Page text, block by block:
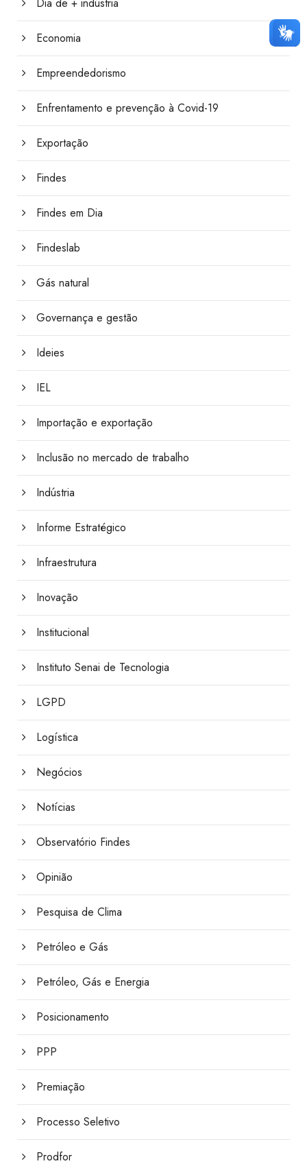
Dia de + indústria
Economia
Empreendedorismo
Enfrentamento e prevenção à Covid-19
Exportação
Findes
Findes em Dia
Findeslab
Gás natural
Governança e gestão
Ideies
IEL
Importação e exportação
Inclusão no mercado de trabalho
Indústria
Informe Estratégico
Infraestrutura
Inovação
Institucional
Instituto Senai de Tecnologia
LGPD
Logística
Negócios
Notícias
Observatório Findes
Opinião
Pesquisa de Clima
Petróleo e Gás
Petróleo, Gás e Energia
Posicionamento
PPP
Premiação
Processo Seletivo
Prodfor